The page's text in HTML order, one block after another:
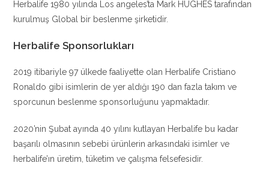
Herbalife 1980 yılında Los angeles’ta Mark HUGHES tarafından
kurulmuş Global bir beslenme şirketidir.
Herbalife Sponsorlukları
2019 itibariyle 97 ülkede faaliyette olan Herbalife Cristiano
Ronaldo gibi isimlerin de yer aldığı 190 dan fazla takım ve
sporcunun beslenme sponsorluğunu yapmaktadır.
2020’nin Şubat ayında 40 yılını kutlayan Herbalife bu kadar
başarılı olmasının sebebi ürünlerin arkasındaki isimler ve
herbalife’ın üretim, tüketim ve çalışma felsefesidir.